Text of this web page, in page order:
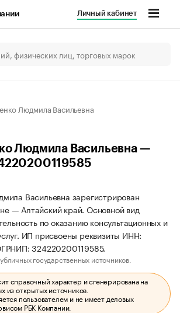
Личный кабинет
Людмила Васильевна
Людмила Васильевна —
Васильевна зарегистрирован
— Алтайский край. Основной вид
по оказанию консультационных и
ИП присвоены реквизиты ИНН:
324220200119585.
государственных источников.
справочный характер и сгенерирована на
из открытых источников.
пользователем и не имеет деловых
РБК Компании.